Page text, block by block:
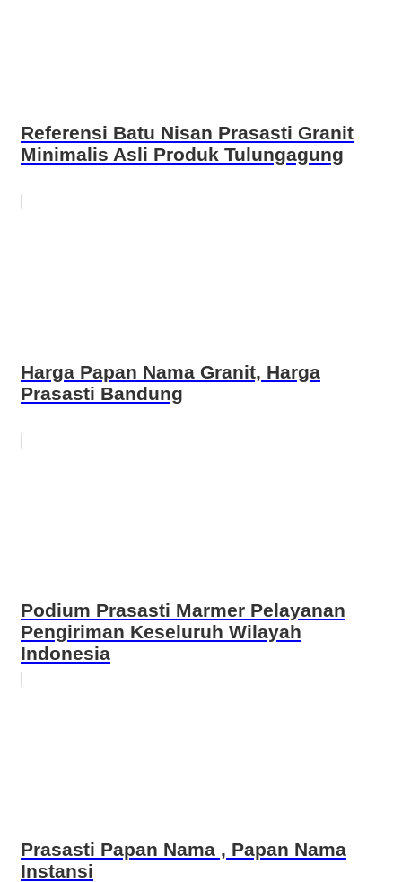
Referensi Batu Nisan Prasasti Granit
Minimalis Asli Produk Tulungagung
Harga Papan Nama Granit, Harga
Prasasti Bandung
Podium Prasasti Marmer Pelayanan
Pengiriman Keseluruh Wilayah
Indonesia
Prasasti Papan Nama , Papan Nama
Instansi